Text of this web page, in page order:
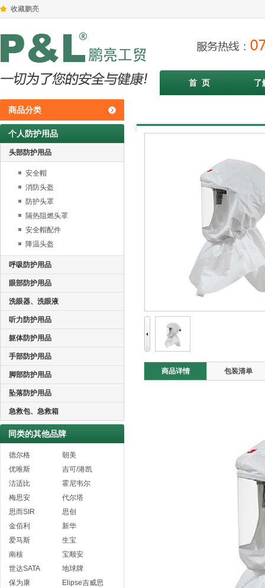
收藏鹏亮
首 页 了
商品分类
个人防护用品
头部防护用品
安全帽
消防头盔
防护头罩
隔热阻燃头罩
安全帽配件
降温头盔
呼吸防护用品
眼部防护用品
洗眼器、洗眼液
听力防护用品
躯体防护用品
手部防护用品
脚部防护用品
坠落防护用品
急救包、急救箱
同类的其他品牌
德尔格
朝美
优唯斯
吉可/港凯
洁适比
霍尼韦尔
梅思安
代尔塔
思而SIR
思创
金佰利
新华
爱马斯
生宝
南核
宝顺安
世达SATA
地球牌
保为康
Elipse吉威思
商品详情 包装清单